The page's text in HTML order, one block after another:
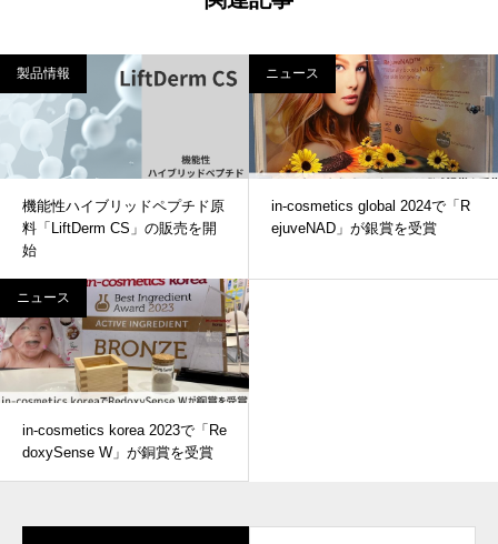
製品情報
機能性ハイブリッドペプチド原
料「LiftDerm CS」の販売を開
始
ニュース
in-cosmetics global 2024で「R
ejuveNAD」が銀賞を受賞
ニュース
in-cosmetics korea 2023で「Re
doxySense W」が銅賞を受賞